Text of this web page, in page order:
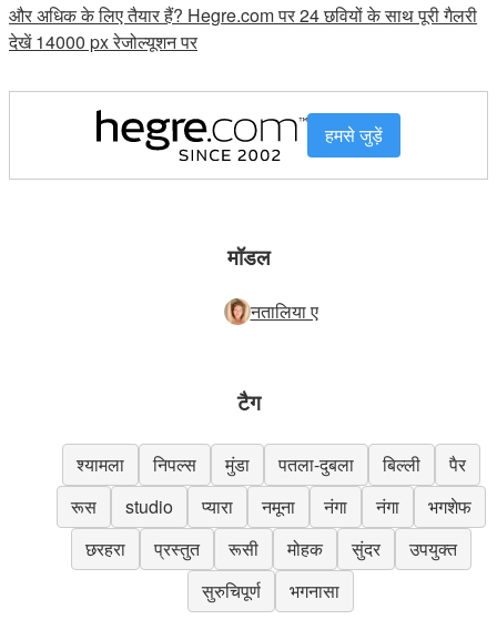
और अधिक के लिए तैयार हैं? Hegre.com पर 24 छवियों के साथ पूरी गैलरी
देखें 14000 px रेजोल्यूशन पर
हमसे जुड़ें
मॉडल
नतालिया ए
टैग
श्यामला निपल्स मुंडा पतला-दुबला बिल्ली
पैर
रूस
studio प्यारा नमूना नंगा नंगा
भगशेफ
छरहरा
प्रस्तुत रूसी मोहक सुंदर
उपयुक्त
सुरुचिपूर्ण
भगनासा